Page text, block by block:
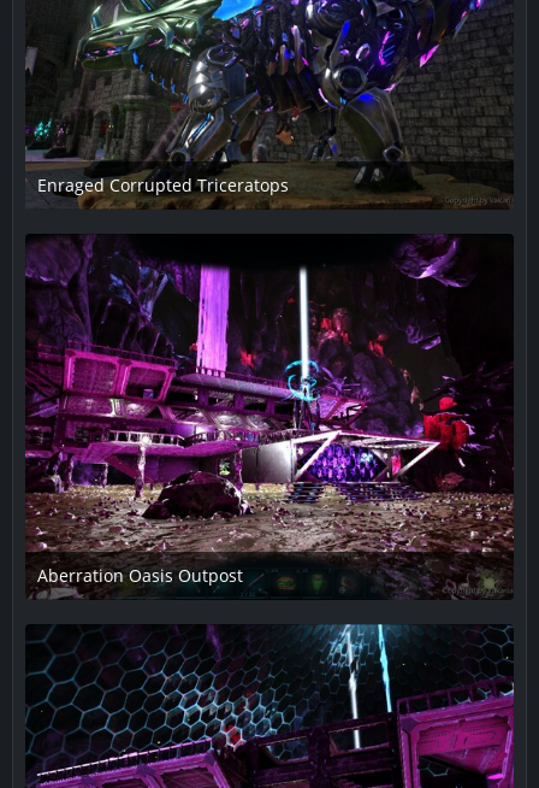
Enraged Corrupted Triceratops
5. Februar 2019 um 01:55
1
Aberration Oasis Outpost
11. Februar 2019 um 18:28
1